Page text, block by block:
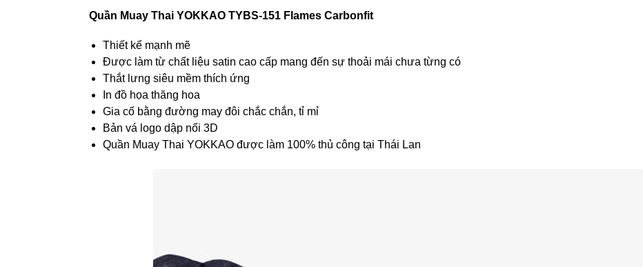
Quần Muay Thai YOKKAO TYBS-151 Flames Carbonfit
Thiết kế mạnh mẽ
Được làm từ chất liệu satin cao cấp mang đến sự thoải mái chưa từng có
Thắt lưng siêu mềm thích ứng
In đồ họa thăng hoa
Gia cố bằng đường may đôi chắc chắn, tỉ mỉ
Bản vá logo dập nổi 3D
Quần Muay Thai YOKKAO được làm 100% thủ công tại Thái Lan